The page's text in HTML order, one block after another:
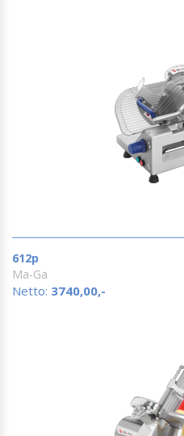
612p
Ma-Ga
Netto: 3740,00,-